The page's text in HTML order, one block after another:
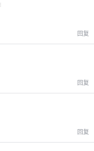
回复
回复
回复